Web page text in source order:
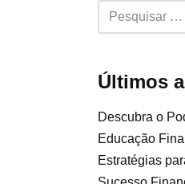
Últimos
Descubra o
Educação
Estratégias